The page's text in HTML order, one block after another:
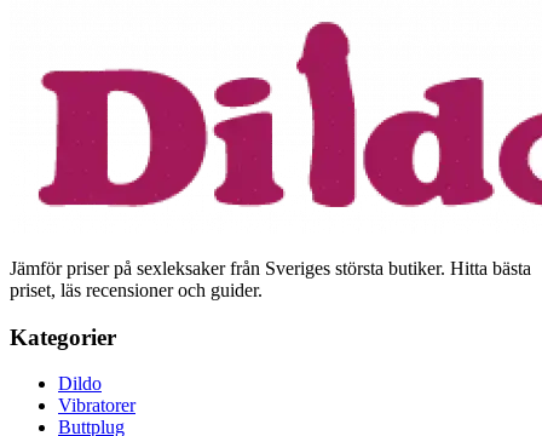
Jämför priser på sexleksaker från Sveriges största butiker. Hitta bästa
priset, läs recensioner och guider.
Kategorier
Dildo
Vibratorer
Buttplug